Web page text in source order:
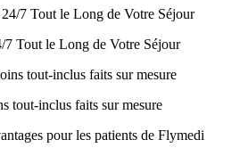
7 Tout le Long de Votre Séjour
tout-inclus faits sur mesure